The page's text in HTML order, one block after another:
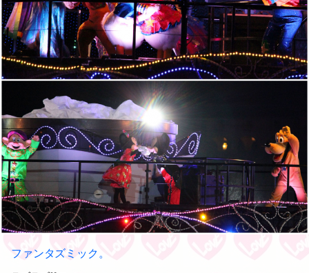
ファンタズミック。